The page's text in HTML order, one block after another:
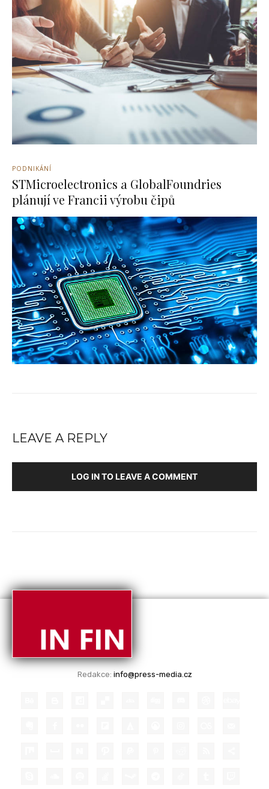
PODNIKÁNÍ
STMicroelectronics a GlobalFoundries
plánují ve Francii výrobu čipů
LEAVE A REPLY
LOG IN TO LEAVE A COMMENT
Redakce: info@press-media.cz